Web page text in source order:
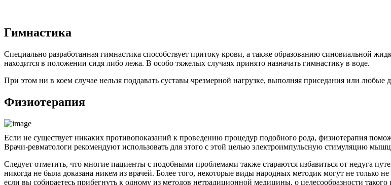
Гимнастика
Специально разработанная гимнастика способствует притоку крови, а также образованию синовиальной
находится в положении сидя либо лежа. В особо тяжелых случаях принято назначать гимнастику в воде.
При этом ни в коем случае нельзя поддавать суставы чрезмерной нагрузке, выполняя приседания или
Физиотерапия
Если не существует никаких противопоказаний к проведению процедур подобного рода, физиотерапия
Врачи-ревматологи рекомендуют использовать для этого с этой целью электроимпульсную стимуляцию
Следует отметить, что многие пациенты с подобными проблемами также стараются избавиться от недуга
никогда не была доказана никем из врачей. Более того, некоторые виды народных методик могут не только
если вы собираетесь прибегнуть к одному из методов нетрадиционной медицины, о целесообразности